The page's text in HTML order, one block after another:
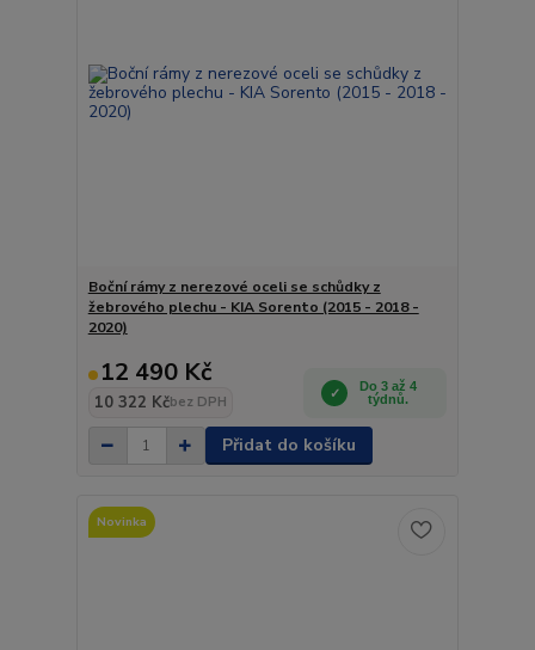
Boční rámy z nerezové oceli se schůdky z
žebrového plechu - KIA Sorento (2015 - 2018 -
2020)
12 490 Kč
10 322 Kčbez DPH
Do 3 až 4
týdnů.
Přidat do košíku
Novinka